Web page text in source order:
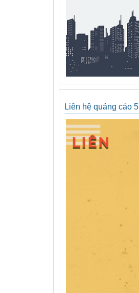
Liên hệ quảng cáo 5